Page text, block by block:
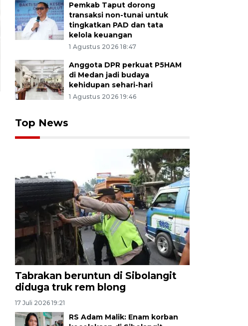
Pemkab Taput dorong
transaksi non-tunai untuk
tingkatkan PAD dan tata
kelola keuangan
1 Agustus 2026 18:47
Anggota DPR perkuat P5HAM
di Medan jadi budaya
kehidupan sehari-hari
1 Agustus 2026 19:46
Top News
Tabrakan beruntun di Sibolangit
diduga truk rem blong
17 Juli 2026 19:21
RS Adam Malik: Enam korban